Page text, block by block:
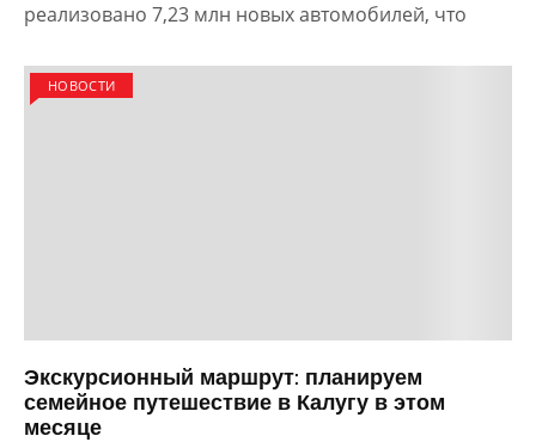
реализовано 7,23 млн новых автомобилей, что
НОВОСТИ
Экскурсионный маршрут: планируем
семейное путешествие в Калугу в этом
месяце